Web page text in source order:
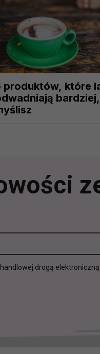
produktów, które
drogą elektroniczną
do żądania dostępu do
danych
przetwarzania Twoich
danych musi być
Twoich danych w
oraz zapewniania
regulaminy lub
i marketingu